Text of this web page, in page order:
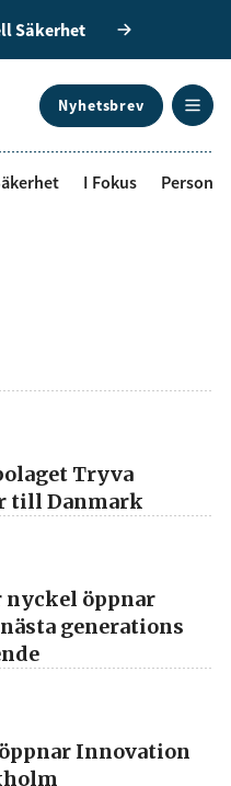
Säkerhet
Nyhetsbrev
I Fokus
Tryva
till Danmark
nyckel öppnar
generations
Innovation